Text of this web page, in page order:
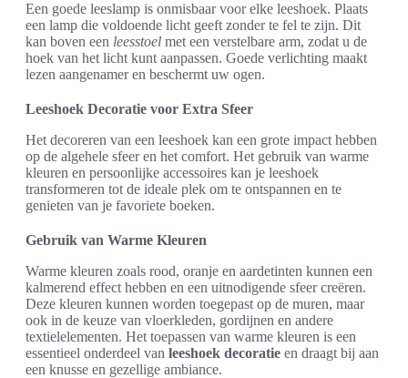
Een goede leeslamp is onmisbaar voor elke leeshoek. Plaats
een lamp die voldoende licht geeft zonder te fel te zijn. Dit
kan boven een leesstoel met een verstelbare arm, zodat u de
hoek van het licht kunt aanpassen. Goede verlichting maakt
lezen aangenamer en beschermt uw ogen.
Leeshoek Decoratie voor Extra Sfeer
Het decoreren van een leeshoek kan een grote impact hebben
op de algehele sfeer en het comfort. Het gebruik van warme
kleuren en persoonlijke accessoires kan je leeshoek
transformeren tot de ideale plek om te ontspannen en te
genieten van je favoriete boeken.
Gebruik van Warme Kleuren
Warme kleuren zoals rood, oranje en aardetinten kunnen een
kalmerend effect hebben en een uitnodigende sfeer creëren.
Deze kleuren kunnen worden toegepast op de muren, maar
ook in de keuze van vloerkleden, gordijnen en andere
textielelementen. Het toepassen van warme kleuren is een
essentieel onderdeel van leeshoek decoratie en draagt bij aan
een knusse en gezellige ambiance.